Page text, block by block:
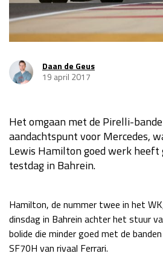
Race
Kwalificatie
Race
GP MEXICO 2026
Kwalificatie
LAS VEGAS GRAND PRIX 2026
Daan de Geus
19 april 2017
Het omgaan met de Pirelli-
aandachtspunt voor Mercedes,
Lewis Hamilton goed werk heeft
testdag in Bahrein.
Hamilton, de nummer twee in het
dinsdag in Bahrein achter het stuur
bolide die minder goed met de
SF70H van rivaal Ferrari.